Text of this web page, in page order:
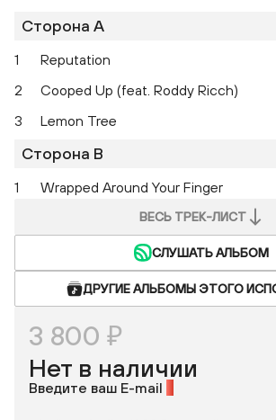
Сторона A
1 Reputation
2
Cooped Up (feat. Roddy Ricch)
3
Lemon Tree
Сторона B
1 Wrapped Around Your Finger
ВЕСЬ ТРЕК-ЛИСТ
СЛУШАТЬ АЛЬБОМ
ДРУГИЕ АЛЬБОМЫ ЭТОГО
3 800 ₽
Нет в наличии
Введите ваш E-mail